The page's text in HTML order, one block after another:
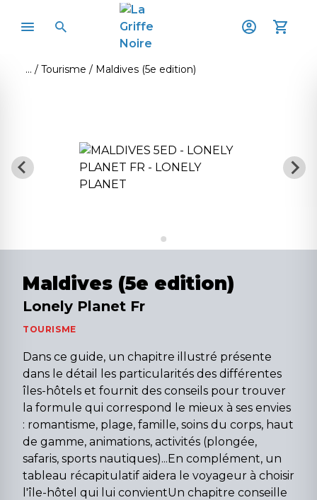
Tourisme Maldives (5e edition)
Maldives (5e edition)
Lonely Planet Fr
TOURISME
Dans ce guide, un chapitre illustré présente
dans le détail les particularités des différentes
îles-hôtels et fournit des conseils pour trouver
la formule qui correspond le mieux à ses envies
: romantisme, plage, famille, soins du corps, haut
de gamme, animations, activités (plongée,
safaris, sports nautiques)...En complément, un
tableau récapitulatif aidera le voyageur à choisir
l'île-hôtel qui lui convientUn chapitre conseille